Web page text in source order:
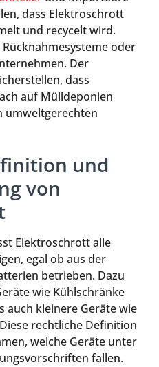
dass Elektroschrott
und recycelt wird.
oder
Der
dass
auf Mülldeponien
umweltgerechten
und
von
Elektroschrott alle
egal ob aus der
betrieben. Dazu
wie Kühlschränke
auch kleinere Geräte wie
rechtliche Definition
welche Geräte unter
fallen.